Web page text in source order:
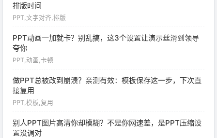
排版时间
PPT,文字对齐,排版
PPT动画一加就卡？别乱搞，这3个设置让演示丝滑到领导
夸你
PPT,动画,卡顿
做PPT总被改到崩溃？亲测有效：模板保存这一步，下次直
接复用
PPT,模板,复用
别人PPT图片高清你却模糊？不是你网速差，是PPT压缩设
置没调对